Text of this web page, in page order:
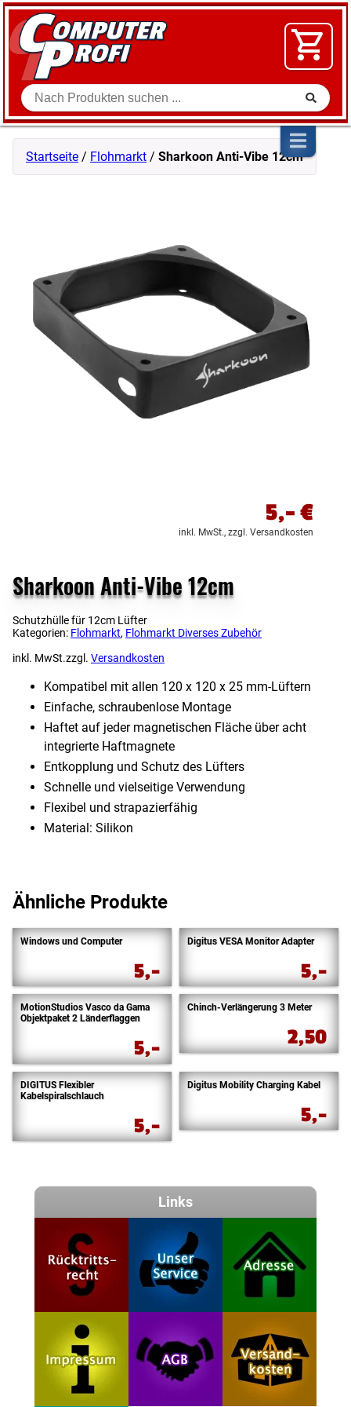
Zum Inhalt springen
Suche
SOFTWARE
VIDEO
SHOP
Startseite / Flohmarkt / Sharkoon Anti-Vibe 12cm
5,-€
inkl. MwSt., zzgl. Versandkosten
Sharkoon Anti-Vibe 12cm
Schutzhülle für 12cm Lüfter
Kategorien: Flohmarkt, Flohmarkt Diverses Zubehör
inkl. MwSt.zzgl. Versandkosten
Kompatibel mit allen 120 x 120 x 25 mm-Lüftern
Einfache, schraubenlose Montage
Haftet auf jeder magnetischen Fläche über acht
integrierte Haftmagnete
Entkopplung und Schutz des Lüfters
Schnelle und vielseitige Verwendung
Flexibel und strapazierfähig
Material: Silikon
Ähnliche Produkte
Windows und Computer
5,-
Digitus VESA Monitor Adapter
5,-
MotionStudios Vasco da Gama
Objektpaket 2 Länderflaggen
5,-
Chinch-Verlängerung 3 Meter
2,50
DIGITUS Flexibler
Kabelspiralschlauch
5,-
Digitus Mobility Charging Kabel
5,-
Links